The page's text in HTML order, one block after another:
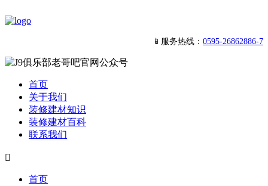
📱服务热线： 0595-26862886-7
首页
关于我们
装修建材知识
装修建材百科
联系我们

首页